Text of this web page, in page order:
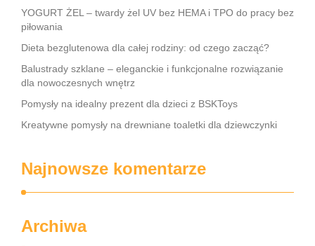
YOGURT ŻEL – twardy żel UV bez HEMA i TPO do pracy bez
piłowania
Dieta bezglutenowa dla całej rodziny: od czego zacząć?
Balustrady szklane – eleganckie i funkcjonalne rozwiązanie
dla nowoczesnych wnętrz
Pomysły na idealny prezent dla dzieci z BSKToys
Kreatywne pomysły na drewniane toaletki dla dziewczynki
Najnowsze komentarze
Archiwa